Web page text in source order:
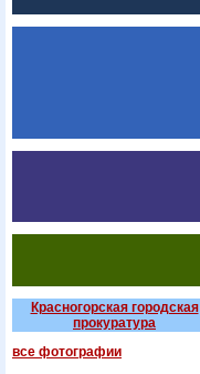
Красногорская городская
прокуратура
все фотографии